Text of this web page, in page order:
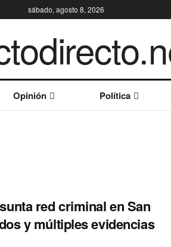
sábado, agosto 8, 2026
Opinión Política
red criminal en San
y múltiples evidencias